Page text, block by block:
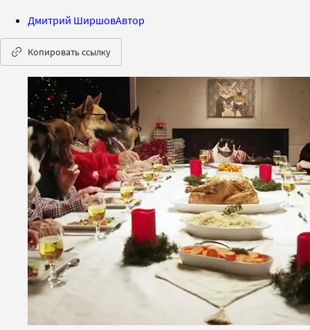
Дмитрий ШиршовАвтор
Копировать ссылку